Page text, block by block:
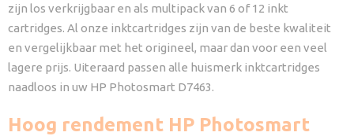
zijn los verkrijgbaar en als multipack van 6 of 12 inkt
cartridges. Al onze inktcartridges zijn van de beste kwaliteit
en vergelijkbaar met het origineel, maar dan voor een veel
lagere prijs. Uiteraard passen alle huismerk inktcartridges
naadloos in uw HP Photosmart D7463.
Hoog rendement HP Photosmart